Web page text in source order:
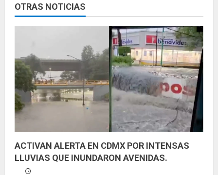
y
e
d
o
OTRAS NOTICIAS
ACTIVAN ALERTA EN CDMX POR INTENSAS
LLUVIAS QUE INUNDARON AVENIDAS.